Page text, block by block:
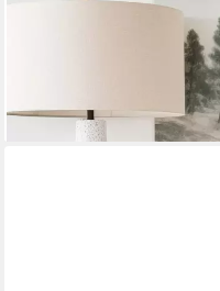
Tierfigur Katze auf offener
Marmorsockel H 19.5 cm
lieferbar - in 2-3 Werktagen bei